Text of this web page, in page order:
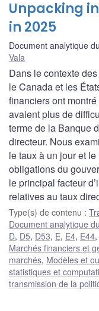
Unpacking
in 2025
Document analytique
Vala
Dans le contexte
le Canada et les
financiers ont
avaient plus de
terme de la Banque
directeur. Nous
le taux à un jour et
obligations du
le principal facteur
relatives au taux
Type(s) de contenu :
Document analytique
D, D5, D53, E, E4, E44,
Marchés financiers et
marchés, Modèles et
statistiques et
transmission de la